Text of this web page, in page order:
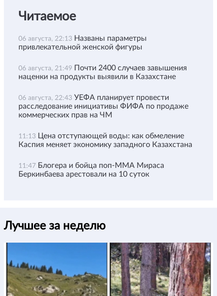
Читаемое
06 августа, 22:13 Названы параметры
привлекательной женской фигуры
06 августа, 21:49 Почти 2400 случаев завышения
наценки на продукты выявили в Казахстане
06 августа, 22:43 УЕФА планирует провести
расследование инициативы ФИФА по продаже
коммерческих прав на ЧМ
11:13 Цена отступающей воды: как обмеление
Каспия меняет экономику западного Казахстана
11:47 Блогера и бойца поп-ММА Мираса
Беркинбаева арестовали на 10 суток
Лучшее за неделю